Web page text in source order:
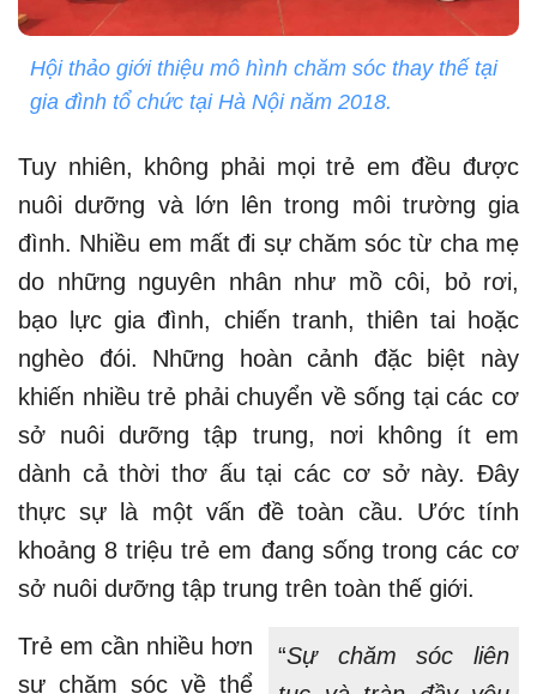
Hội thảo giới thiệu mô hình chăm sóc thay thế tại
gia đình tổ chức tại Hà Nội năm 2018.
Tuy nhiên, không phải mọi trẻ em đều được
nuôi dưỡng và lớn lên trong môi trường gia
đình. Nhiều em mất đi sự chăm sóc từ cha mẹ
do những nguyên nhân như mồ côi, bỏ rơi,
bạo lực gia đình, chiến tranh, thiên tai hoặc
nghèo đói. Những hoàn cảnh đặc biệt này
khiến nhiều trẻ phải chuyển về sống tại các cơ
sở nuôi dưỡng tập trung, nơi không ít em
dành cả thời thơ ấu tại các cơ sở này. Đây
thực sự là một vấn đề toàn cầu. Ước tính
khoảng 8 triệu trẻ em đang sống trong các cơ
sở nuôi dưỡng tập trung trên toàn thế giới.
“Sự chăm sóc liên
Trẻ em cần nhiều hơn
sự chăm sóc về thể